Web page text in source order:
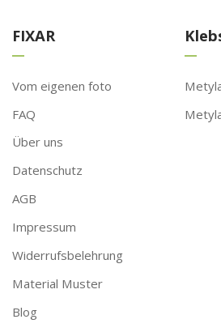
FIXAR
Vom eigenen foto
FAQ
Über uns
Datenschutz
AGB
Impressum
Widerrufsbelehrung
Material Muster
Blog